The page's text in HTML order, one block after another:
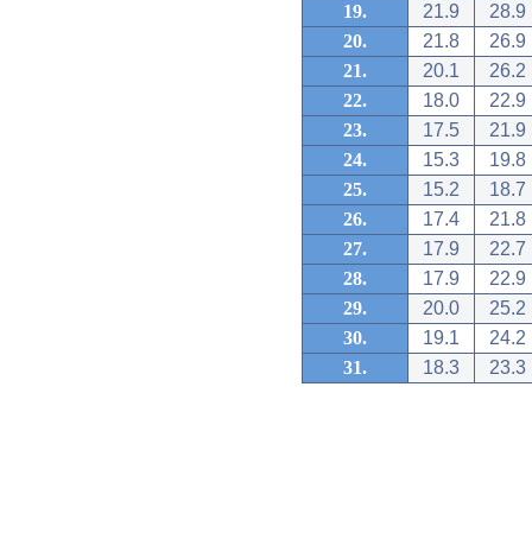
19.
21.9
28.9
20.
21.8
26.9
21.
20.1
26.2
22.
18.0
22.9
23.
17.5
21.9
24.
15.3
19.8
25.
15.2
18.7
26.
17.4
21.8
27.
17.9
22.7
28.
17.9
22.9
29.
20.0
25.2
30.
19.1
24.2
31.
18.3 23.3